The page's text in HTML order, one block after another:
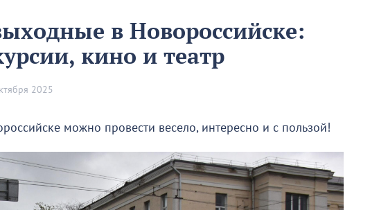
в Новороссийске:
кино и театр
2025
можно провести весело, интересно и с пользой!